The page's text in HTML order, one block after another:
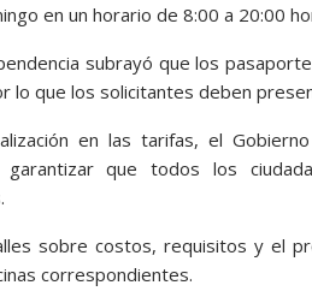
en un horario de 8:00 a 20:00
subrayó que los
lo que los solicitantes deben
en las tarifas, el
que todos los
sobre costos, requisitos y el
correspondientes.